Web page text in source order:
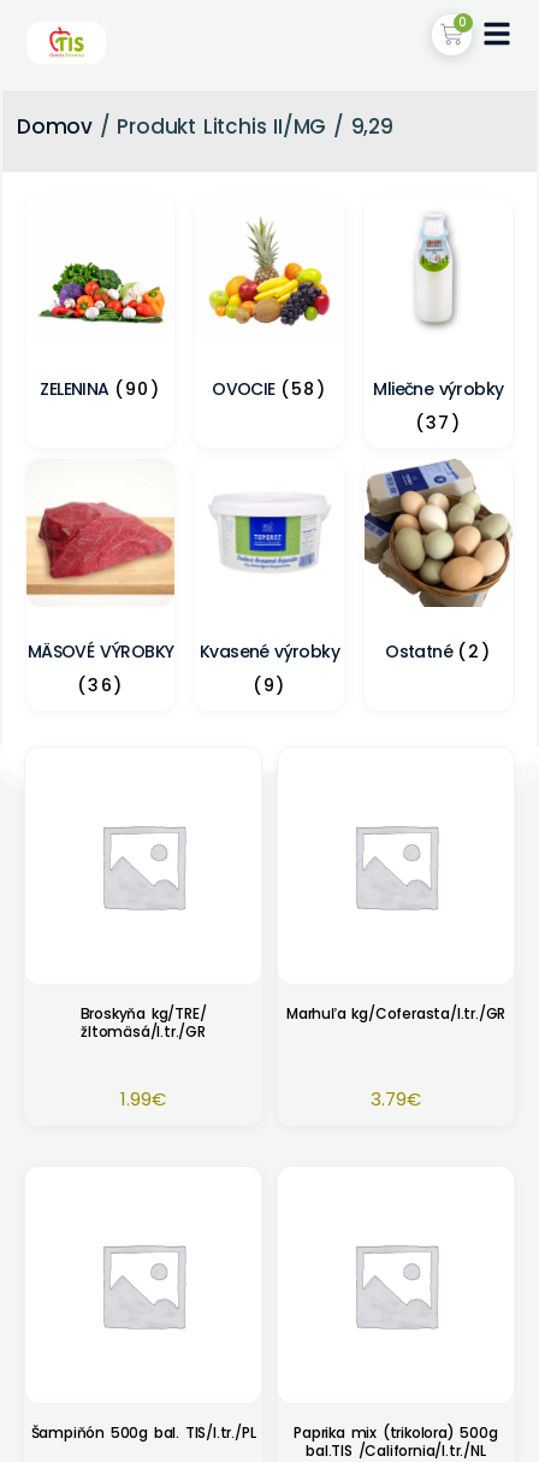
0
Domov / Produkt Litchis II/MG / 9,29
ZELENINA (90) OVOCIE (58)
Mliečne výrobky
(37)
MÄSOVÉ VÝROBKY
(36)
Kvasené výrobky
(9)
Ostatné (2)
Broskyňa kg/TRE/
žltomäsá/I.tr./GR
1.99€
Marhuľa kg/Coferasta/I.tr./GR
3.79€
Šampiňón 500g bal. TIS/I.tr./PL
Paprika mix (trikolora) 500g
bal.TIS /California/I.tr./NL